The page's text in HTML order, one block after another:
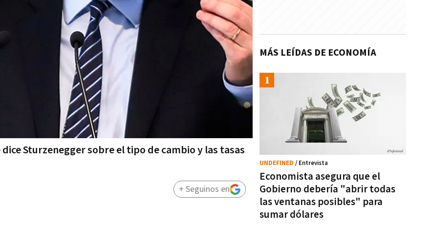
Sturzenegger sobre el tipo de cambio y las tasas
+ Seguinos en
MÁS LEÍDAS DE ECONOMÍA
Economista asegura que el
Gobierno debería "abrir todas
las ventanas posibles" para
sumar dólares
UNDEFINED / Entrevista